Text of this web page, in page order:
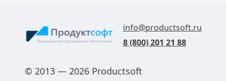
8 (800) 201 21 88
info@productsoft.ru
© 2013 — 2026 Productsoft